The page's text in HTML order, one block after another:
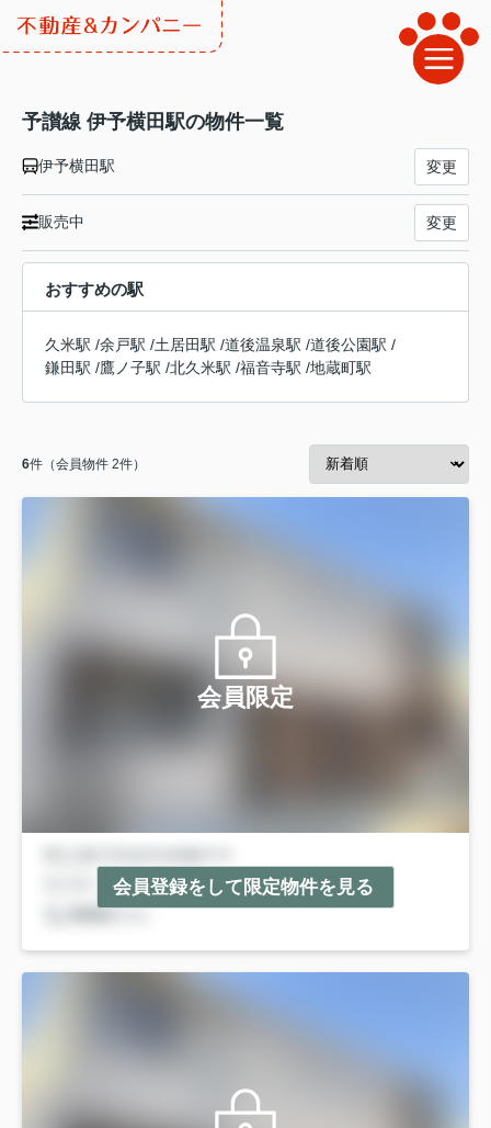
予讃線 伊予横田駅の物件一覧
伊予横田駅 変更
販売中 変更
おすすめの駅
久米駅 /余戸駅 /土居田駅 /道後温泉駅 /道後公園駅 /
鎌田駅 /鷹ノ子駅 /北久米駅 /福音寺駅 /地蔵町駅
6件（会員物件 2件）
会員限定
会員登録をして限定物件を見る